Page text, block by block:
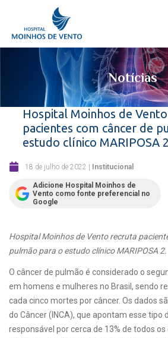
Notícias
Hospital Moinhos de
pacientes com câncer de
estudo clínico MARIPOSA 2
18 de julho de 2022 | Institucional
Adicione Hospital Moinhos de
Vento como fonte preferencial no
Google
Hospital Moinhos de Vento recruta
pulmão para o estudo clínico MARIPOSA 2.
O câncer de pulmão é considerado o
em homens e mulheres no Brasil, sendo
cada cinco mortes por câncer. Os dados
do Câncer (INCA), que apontam esse tipo
responsável por cerca de 13% de todos os